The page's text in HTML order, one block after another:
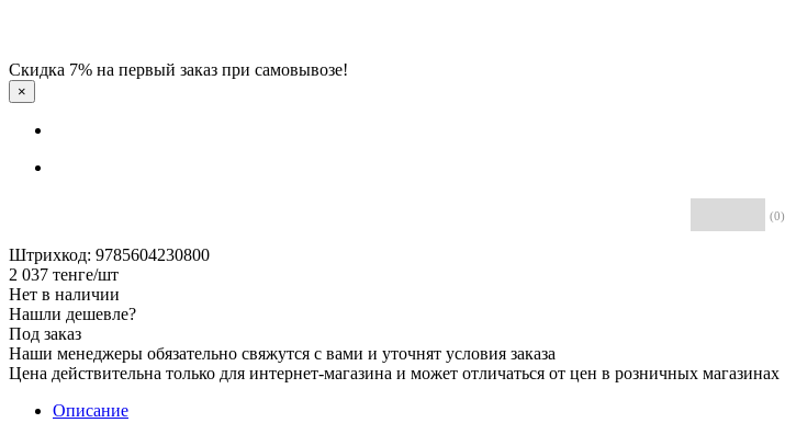
Скидка 7% на первый заказ при самовывозе!
×
(0)
Штрихкод: 9785604230800
2 037 тенге/шт
Нет в наличии
Нашли дешевле?
Под заказ
Наши менеджеры обязательно свяжутся с вами и уточнят условия заказа
Цена действительна только для интернет-магазина и может отличаться от цен в розничных магазинах
Описание